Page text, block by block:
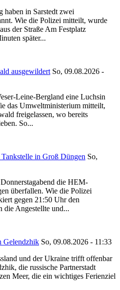
haben in Sarstedt zwei
Wie die Polizei mitteilt, wurde
der Straße Am Festplatz
später...
ausgewildert So, 09.08.2026 -
Leine-Bergland eine Luchsin
das Umweltministerium mitteilt,
freigelassen, wo bereits
So...
in Groß Düngen So,
die HEM-
überfallen. Wie die Polizei
gegen 21:50 Uhr den
die Angestellte und...
Gelendzhik So, 09.08.2026 - 11:33
und der Ukraine trifft offenbar
die russische Partnerstadt
Meer, die ein wichtiges Ferienziel